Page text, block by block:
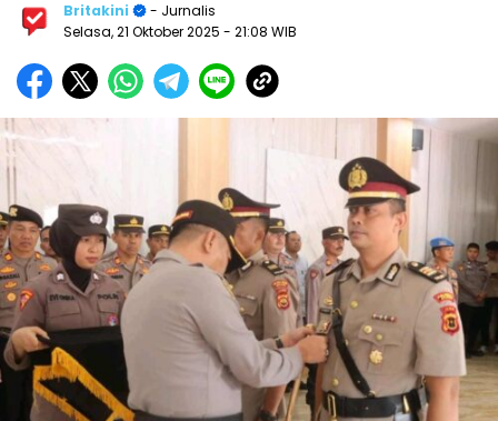
Britakini
- Jurnalis
Selasa, 21 Oktober 2025 - 21:08 WIB